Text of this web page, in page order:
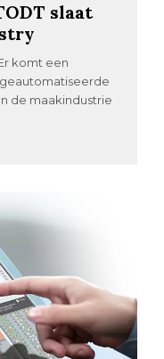
slaat
komt een
de maakindustrie